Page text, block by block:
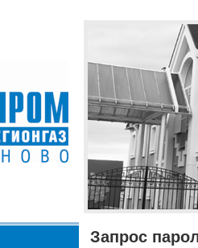
Запрос